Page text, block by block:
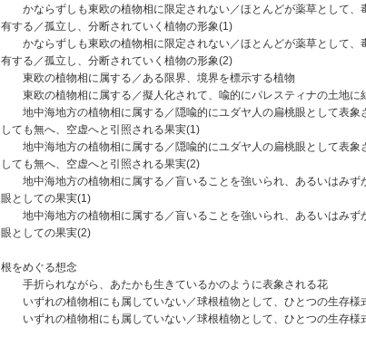
かならずしも東欧の植物相に限定されない／ほとんどが薬草として、
有する／孤立し、分断されていく植物の形象(1)
かならずしも東欧の植物相に限定されない／ほとんどが薬草として、
有する／孤立し、分断されていく植物の形象(2)
東欧の植物相に属する／ある限界、境界を標示する植物
東欧の植物相に属する／擬人化されて、喩的にパレスティナの土地に
地中海地方の植物相に属する／隠喩的にユダヤ人の扁桃眼として表象
しても無へ、空虚へと引照される果実(1)
地中海地方の植物相に属する／隠喩的にユダヤ人の扁桃眼として表象
しても無へ、空虚へと引照される果実(2)
地中海地方の植物相に属する／盲いることを強いられ、あるいはみず
眼としての果実(1)
地中海地方の植物相に属する／盲いることを強いられ、あるいはみず
眼としての果実(2)
根をめぐる想念
手折られながら、あたかも生きているかのように表象される花
いずれの植物相にも属していない／球根植物として、ひとつの生存様
いずれの植物相にも属していない／球根植物として、ひとつの生存様